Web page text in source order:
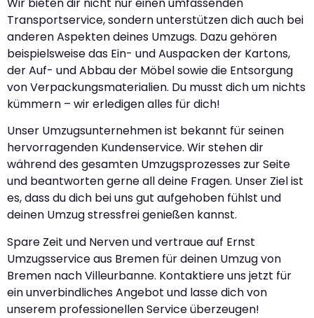
Transportservice, sondern unterstützen dich auch bei
anderen Aspekten deines Umzugs. Dazu gehören
beispielsweise das Ein- und Auspacken der Kartons,
der Auf- und Abbau der Möbel sowie die Entsorgung
von Verpackungsmaterialien. Du musst dich um nichts
kümmern – wir erledigen alles für dich!
Unser Umzugsunternehmen ist bekannt für seinen
hervorragenden Kundenservice. Wir stehen dir
während des gesamten Umzugsprozesses zur Seite
und beantworten gerne all deine Fragen. Unser Ziel ist
es, dass du dich bei uns gut aufgehoben fühlst und
deinen Umzug stressfrei genießen kannst.
Spare Zeit und Nerven und vertraue auf Ernst
Umzugsservice aus Bremen für deinen Umzug von
Bremen nach Villeurbanne. Kontaktiere uns jetzt für
ein unverbindliches Angebot und lasse dich von
unserem professionellen Service überzeugen!